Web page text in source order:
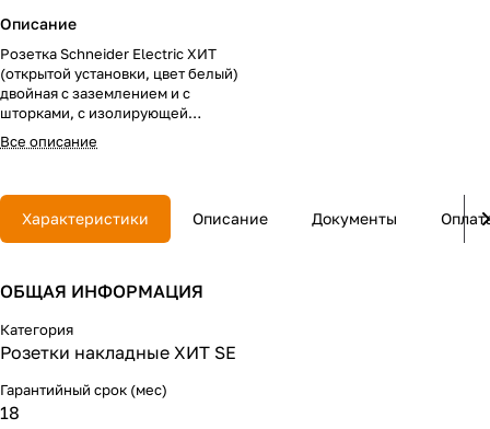
Описание
Розетка Schneider Electric ХИТ
(открытой установки, цвет белый)
двойная с заземлением и с
шторками, с изолирующей
пластиковой пластиной
предназначена для сетей до 250 В
позволяет подключить два
устройства в одном месте. Шторки
обеспечивают дополнительную
контакт обеспечивает
электрическим током. При
наличии заземления
в землю, защищая человека.
Сделано в России.
Все описание
Характеристики Описание Документы
ОБЩАЯ ИНФОРМАЦИЯ
Категория
Розетки накладные ХИТ SE
Гарантийный срок (мес)
18